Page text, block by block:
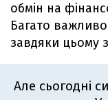
обмін на
Багато
завдяки цьому
Але сьогодні